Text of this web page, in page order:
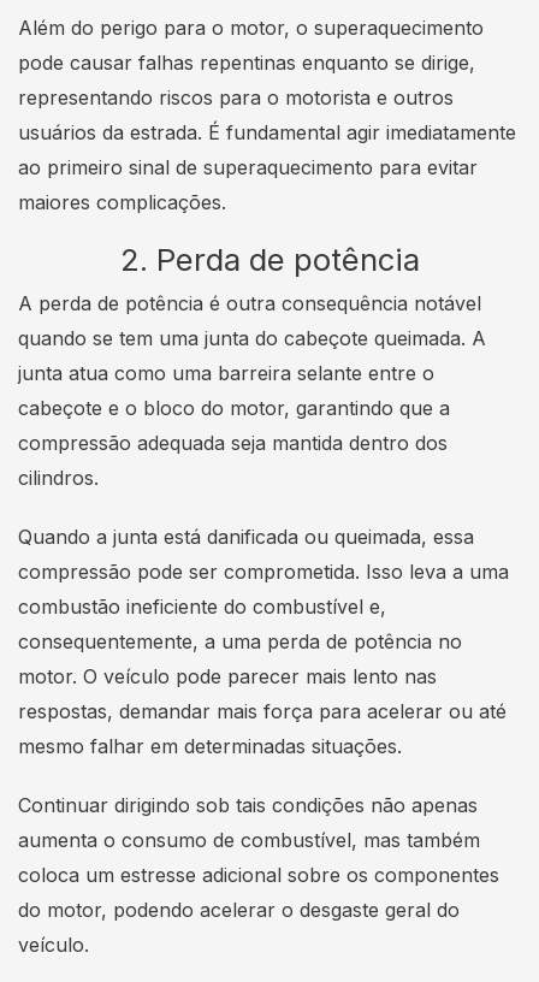
Além do perigo para o motor, o superaquecimento
pode causar falhas repentinas enquanto se dirige,
representando riscos para o motorista e outros
usuários da estrada. É fundamental agir imediatamente
ao primeiro sinal de superaquecimento para evitar
maiores complicações.
2. Perda de potência
A perda de potência é outra consequência notável
quando se tem uma junta do cabeçote queimada. A
junta atua como uma barreira selante entre o
cabeçote e o bloco do motor, garantindo que a
compressão adequada seja mantida dentro dos
cilindros.
Quando a junta está danificada ou queimada, essa
compressão pode ser comprometida. Isso leva a uma
combustão ineficiente do combustível e,
consequentemente, a uma perda de potência no
motor. O veículo pode parecer mais lento nas
respostas, demandar mais força para acelerar ou até
mesmo falhar em determinadas situações.
Continuar dirigindo sob tais condições não apenas
aumenta o consumo de combustível, mas também
coloca um estresse adicional sobre os componentes
do motor, podendo acelerar o desgaste geral do
veículo.